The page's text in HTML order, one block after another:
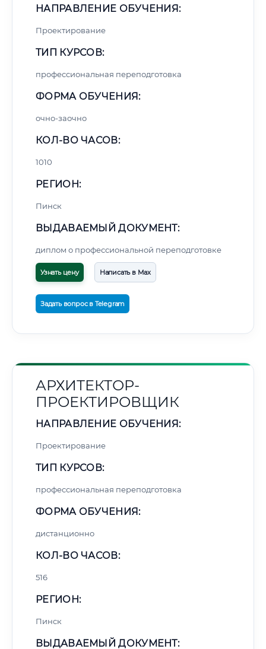
НАПРАВЛЕНИЕ ОБУЧЕНИЯ:
Проектирование
ТИП КУРСОВ:
профессиональная переподготовка
ФОРМА ОБУЧЕНИЯ:
очно-заочно
КОЛ-ВО ЧАСОВ:
1010
РЕГИОН:
Пинск
ВЫДАВАЕМЫЙ ДОКУМЕНТ:
диплом о профессиональной переподготовке
Узнать цену Написать в Max
Задать вопрос в Telegram
АРХИТЕКТОР-
ПРОЕКТИРОВЩИК
НАПРАВЛЕНИЕ ОБУЧЕНИЯ:
Проектирование
ТИП КУРСОВ:
профессиональная переподготовка
ФОРМА ОБУЧЕНИЯ:
дистанционно
КОЛ-ВО ЧАСОВ:
516
РЕГИОН:
Пинск
ВЫДАВАЕМЫЙ ДОКУМЕНТ: